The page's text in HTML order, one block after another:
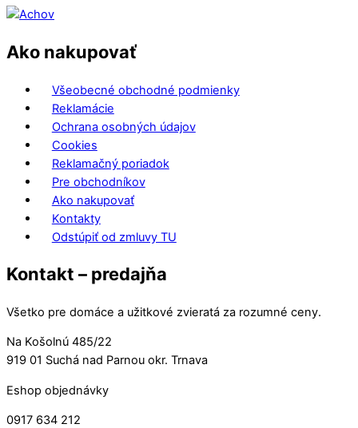
Ako nakupovať
Všeobecné obchodné podmienky
Reklamácie
Ochrana osobných údajov
Cookies
Reklamačný poriadok
Pre obchodníkov
Ako nakupovať
Kontakty
Odstúpiť od zmluvy TU
Kontakt – predajňa
Všetko pre domáce a užitkové zvieratá za rozumné ceny.
Na Košolnú 485/22
919 01 Suchá nad Parnou okr. Trnava
Eshop objednávky
0917 634 212